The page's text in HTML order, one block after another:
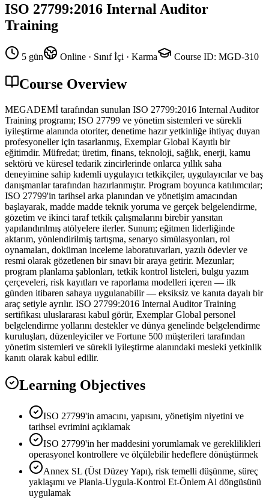
ISO 27799:2016 Internal Auditor
Training
5 gün Online · Sınıf İçi · Karma Course ID: MGD-310
Course Overview
MEGADEMİ tarafından sunulan ISO 27799:2016 Internal Auditor
Training programı; ISO 27799 ve yönetim sistemleri ve sürekli
iyileştirme alanında otoriter, denetime hazır yetkinliğe ihtiyaç duyan
profesyoneller için tasarlanmış, Exemplar Global Kayıtlı bir
eğitimdir. Müfredat; üretim, finans, teknoloji, sağlık, enerji, kamu
sektörü ve küresel tedarik zincirlerinde onlarca yıllık saha
deneyimine sahip kıdemli uygulayıcı tetkikçiler, uygulayıcılar ve baş
danışmanlar tarafından hazırlanmıştır. Program boyunca katılımcılar;
ISO 27799'in tarihsel arka planından ve yönetişim amacından
başlayarak, madde madde teknik yoruma ve gerçek belgelendirme,
gözetim ve ikinci taraf tetkik çalışmalarını birebir yansıtan
yapılandırılmış atölyelere ilerler. Sunum; eğitmen liderliğinde
aktarım, yönlendirilmiş tartışma, senaryo simülasyonları, rol
oynamaları, doküman inceleme laboratuvarları, yazılı ödevler ve
resmi olarak gözetlenen bir sınavı bir araya getirir. Mezunlar;
program planlama şablonları, tetkik kontrol listeleri, bulgu yazım
çerçeveleri, risk kayıtları ve raporlama modelleri içeren — ilk
günden itibaren sahaya uygulanabilir — eksiksiz ve kanıta dayalı bir
araç setiyle ayrılır. ISO 27799:2016 Internal Auditor Training
sertifikası uluslararası kabul görür, Exemplar Global personel
belgelendirme yollarını destekler ve dünya genelinde belgelendirme
kuruluşları, düzenleyiciler ve Fortune 500 müşterileri tarafından
yönetim sistemleri ve sürekli iyileştirme alanındaki mesleki yetkinlik
kanıtı olarak kabul edilir.
Learning Objectives
ISO 27799'in amacını, yapısını, yönetişim niyetini ve
tarihsel evrimini açıklamak
ISO 27799'in her maddesini yorumlamak ve gereklilikleri
operasyonel kontrollere ve ölçülebilir hedeflere dönüştürmek
Annex SL (Üst Düzey Yapı), risk temelli düşünme, süreç
yaklaşımı ve Planla-Uygula-Kontrol Et-Önlem Al döngüsünü
uygulamak